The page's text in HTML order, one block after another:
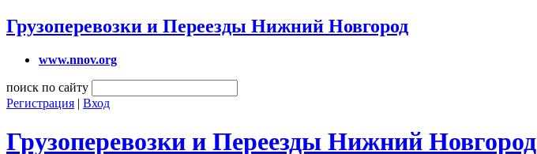
Грузоперевозки и Переезды Нижний Новгород
www.nnov.org
поиск по сайту
Регистрация | Вход
Грузоперевозки и Переезды Нижний Новгород